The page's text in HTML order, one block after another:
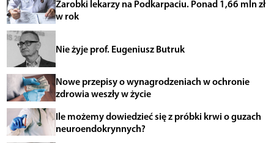
Zarobki lekarzy na Podkarpaciu. Ponad 1,66 mln zł
w rok
Nie żyje prof. Eugeniusz Butruk
Nowe przepisy o wynagrodzeniach w ochronie
zdrowia weszły w życie
Ile możemy dowiedzieć się z próbki krwi o guzach
neuroendokrynnych?